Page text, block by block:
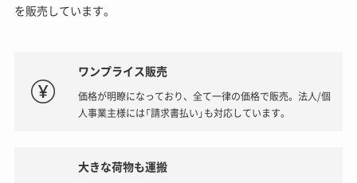
を販売しています。
ワンプライス販売
価格が明瞭になっており、全て一律の価格で販売。法人/個
人事業主様には「請求書払い」も対応しています。
大きな荷物も運搬